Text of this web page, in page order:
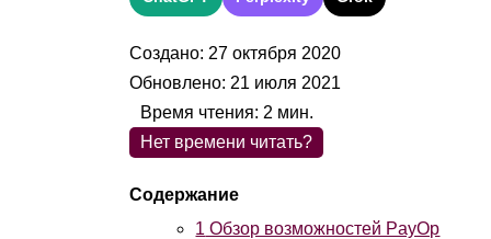
Создано: 27 октября 2020
Обновлено: 21 июля 2021
Нет времени читать?
1 Обзор возможностей PayOp
Время чтения: 2 мин.